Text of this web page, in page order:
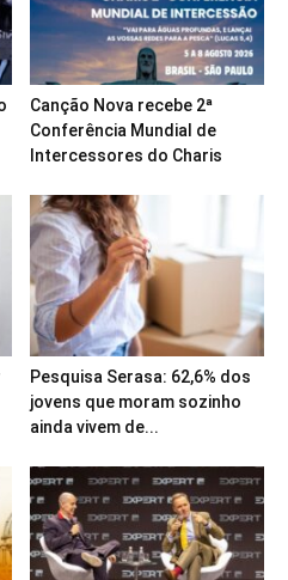
Canção Nova recebe 2ª
Conferência Mundial de
Intercessores do Charis
Pesquisa Serasa: 62,6% dos
jovens que moram sozinho
ainda vivem de...